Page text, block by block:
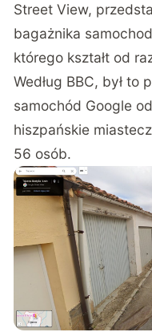
Street View,
bagażnika
którego kształt od
Według BBC, był
samochód Google
hiszpańskie
56 osób.